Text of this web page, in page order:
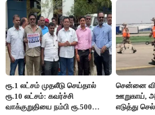
ரூ.1 லட்சம் முதலீடு செய்தால்
ரூ.10 லட்சம்: கவர்ச்சி
வாக்குறுதியை நம்பி ரூ.500
சென்னை
ஊறுகாய்,
எடுத்து